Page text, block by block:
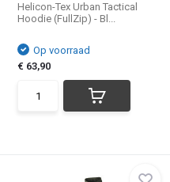
Helicon-Tex Urban Tactical
Hoodie (FullZip) - Bl...
Op voorraad
€ 63,90